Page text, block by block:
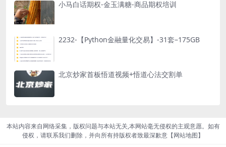
小马白话期权-金玉满糖-商品期权培训
2232-【Python金融量化交易】-31套–175GB
北京炒家首板悟道视频+悟道心法交割单
本站内容来自网络采集，版权问题与本站无关,本网站毫无侵权的主观意愿。如有
侵权，请联系我们删除，并向所有持版权者致最深歉意【网站地图】